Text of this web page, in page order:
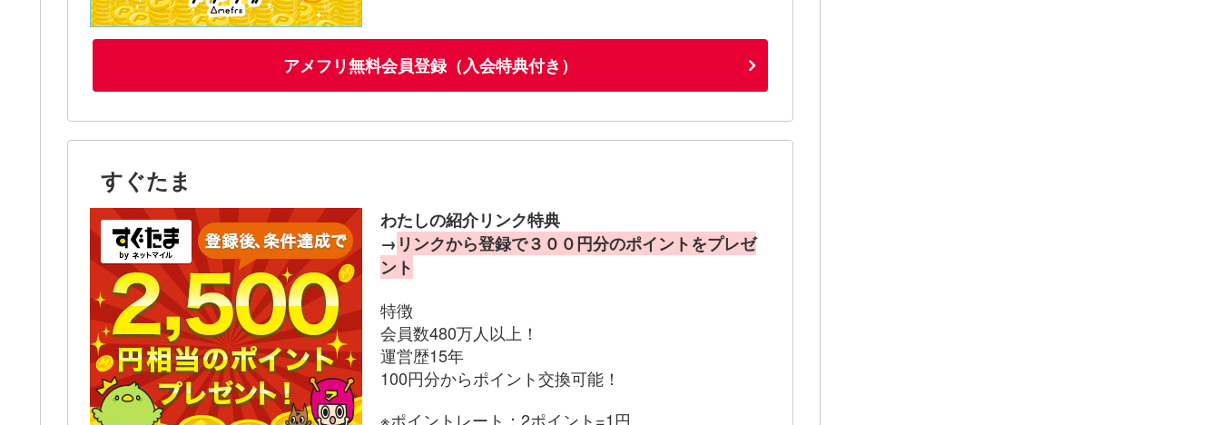
アメフリ無料会員登録（入会特典付き）
すぐたま
わたしの紹介リンク特典
→ リンクから登録で３００円分のポイントをプレゼ
ント
特徴
会員数480万人以上！
運営歴15年
100円分からポイント交換可能！
※ポイントレート：2ポイント=1円